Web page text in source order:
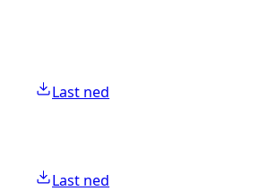
Last ned
Last ned